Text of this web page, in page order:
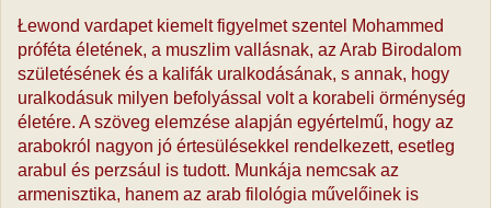
Łewond vardapet kiemelt figyelmet szentel Mohammed
próféta életének, a muszlim vallásnak, az Arab Birodalom
születésének és a kalifák uralkodásának, s annak, hogy
uralkodásuk milyen befolyással volt a korabeli örménység
életére. A szöveg elemzése alapján egyértelmű, hogy az
arabokról nagyon jó értesülésekkel rendelkezett, esetleg
arabul és perzsául is tudott. Munkája nemcsak az
armenisztika, hanem az arab filológia művelőinek is